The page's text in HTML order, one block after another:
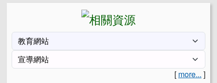
[ more... ]